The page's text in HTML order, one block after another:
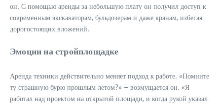
он. С помощью аренды за небольшую плату он получил доступ к
современным экскаваторам, бульдозерам и даже кранам, избегая
дорогостоящих вложений.
Эмоции на стройплощадке
Аренда техники действительно меняет подход к работе. «Помните
ту страшную бурю прошлым летом?» – возмущается он. «Я
работал над проектом на открытой площади, и когда рукой указал